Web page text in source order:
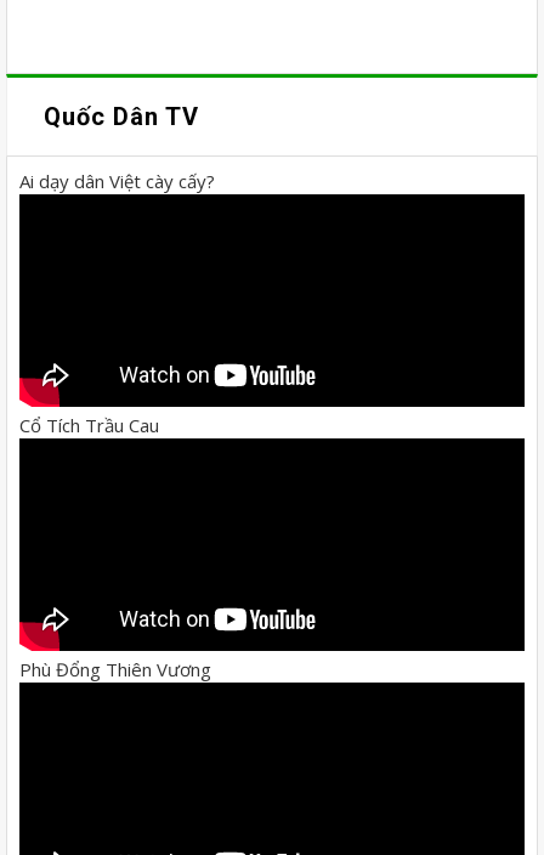
Quốc Dân TV
Ai dạy dân Việt cày cấy?
Cổ Tích Trầu Cau
Phù Đổng Thiên Vương